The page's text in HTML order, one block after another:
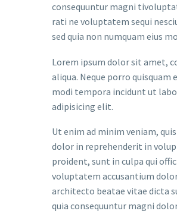
consequuntur magni
rati ne voluptatem sequi
sed quia non numquam eius
Lorem ipsum dolor sit amet,
aliqua. Neque porro
modi tempora incidunt ut
adipisicing elit.
Ut enim ad minim veniam,
dolor in reprehenderit in
proident, sunt in culpa qui
voluptatem accusantium
architecto beatae vitae dicta
quia consequuntur magni